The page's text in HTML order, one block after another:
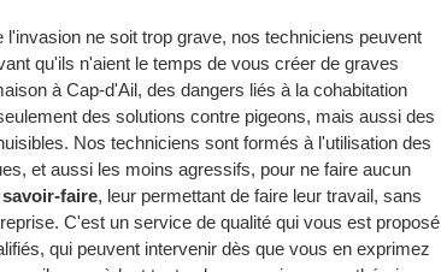
ne soit trop grave, nos techniciens peuvent
qu'ils n'aient le temps de vous créer de graves
à Cap-d'Ail, des dangers liés à la cohabitation
des solutions contre pigeons, mais aussi des
Nos techniciens sont formés à l'utilisation des
et aussi les moins agressifs, pour ne faire aucun
savoir-faire, leur permettant de faire leur travail, sans
C'est un service de qualité qui vous est proposé
qui peuvent intervenir dès que vous en exprimez